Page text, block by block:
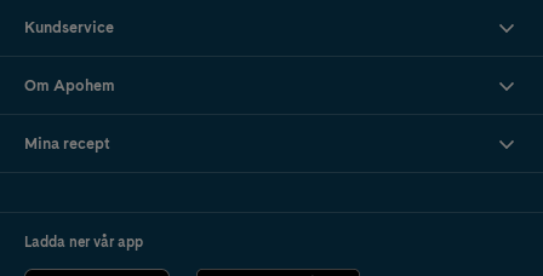
Kundservice
Om Apohem
Mina recept
Ladda ner vår app